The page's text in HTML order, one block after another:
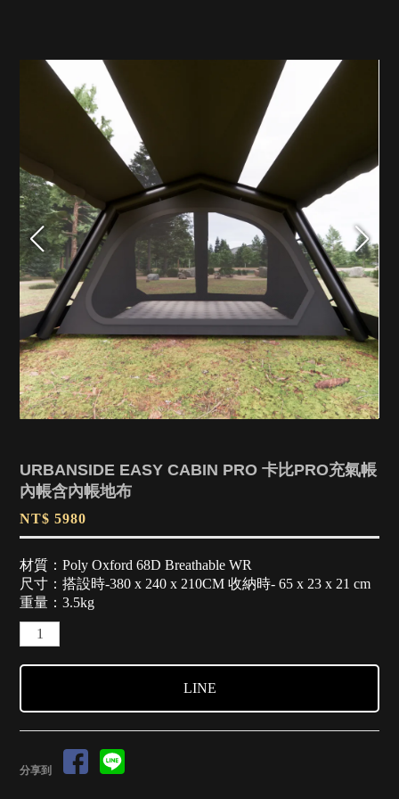
URBANSIDE EASY CABIN PRO 卡比PRO充氣帳
內帳含內帳地布
NT$ 5980
材質：Poly Oxford 68D Breathable WR
尺寸：搭設時-380 x 240 x 210CM 收納時- 65 x 23 x 21 cm
重量：3.5kg
LINE
分享到